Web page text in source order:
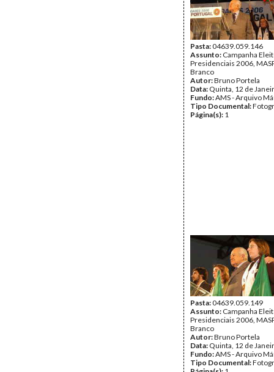
Pasta:04639.059.146
Assunto: Campanha
Presidenciais 2006,
Branco
Autor:Bruno Portela
Data: Quinta, 12 de
Fundo:AMS - Arquivo
Tipo Documental:
Página(s): 1
Pasta:04639.059.149
Assunto: Campanha
Presidenciais 2006,
Branco
Autor:Bruno Portela
Data: Quinta, 12 de
Fundo:AMS - Arquivo
Tipo Documental: